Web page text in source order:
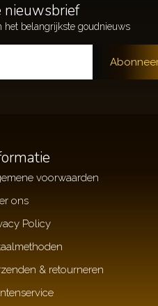
nieuwsbrief
voorwaarden
ons
Policy
& retourneren